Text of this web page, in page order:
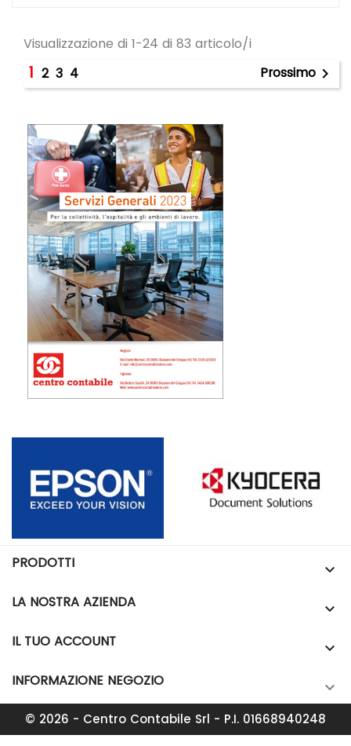
Visualizzazione di 1-24 di 83 articolo/i
1 2 3 4 Prossimo 
PRODOTTI 
LA NOSTRA AZIENDA 
IL TUO ACCOUNT 
INFORMAZIONE NEGOZIO 
© 2026 - Centro Contabile Srl - P.I. 01668940248